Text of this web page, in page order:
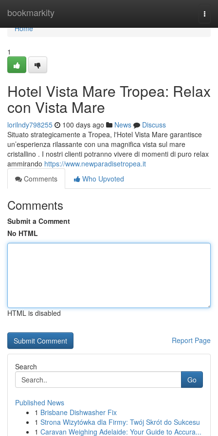
bookmarkity
Home
Home
1
Hotel Vista Mare Tropea: Relax
con Vista Mare
lorilndy798255 100 days ago News
Discuss
Situato strategicamente a Tropea, l'Hotel Vista Mare garantisce
un’esperienza rilassante con una magnifica vista sul mare
cristallino . I nostri clienti potranno vivere di momenti di puro relax
ammirando https://www.newparadisetropea.it
Comments
Who Upvoted
Comments
Submit a Comment
No HTML
HTML is disabled
Report Page
Search
Go
Published News
1 Brisbane Dishwasher Fix
1 Strona Wizytówka dla Firmy: Twój Skrót do Sukcesu
1 Caravan Weighing Adelaide: Your Guide to Accura...